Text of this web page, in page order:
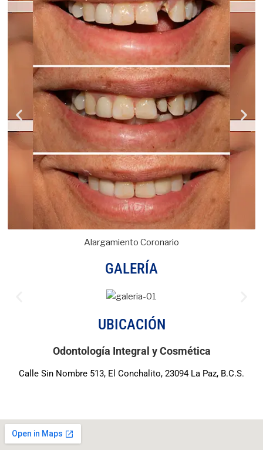
Alargamiento Coronario
GALERÍA
UBICACIÓN
Odontología Integral y Cosmética
Calle Sin Nombre 513, El Conchalito, 23094 La Paz, B.C.S.